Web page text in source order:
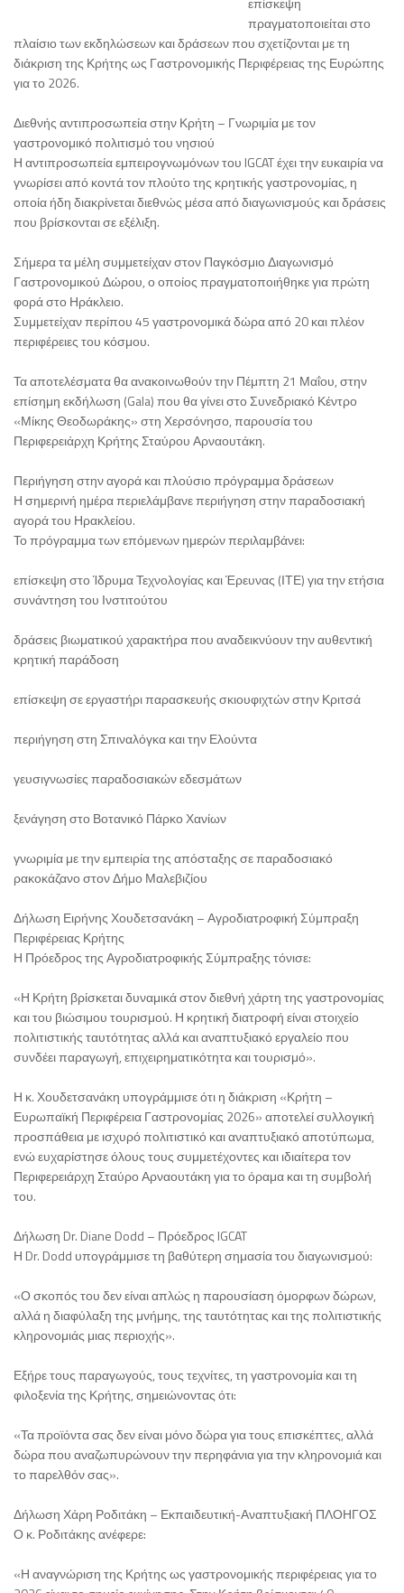
πραγματοποιείται στο
πλαίσιο των εκδηλώσεων και δράσεων που σχετίζονται με τη
διάκριση της Κρήτης ως Γαστρονομικής Περιφέρειας της Ευρώπης
για το 2026.
Διεθνής αντιπροσωπεία στην Κρήτη – Γνωριμία με τον
γαστρονομικό πολιτισμό του νησιού
Η αντιπροσωπεία εμπειρογνωμόνων του IGCAT έχει την ευκαιρία να
γνωρίσει από κοντά τον πλούτο της κρητικής γαστρονομίας, η
οποία ήδη διακρίνεται διεθνώς μέσα από διαγωνισμούς και δράσεις
που βρίσκονται σε εξέλιξη.
Σήμερα τα μέλη συμμετείχαν στον Παγκόσμιο Διαγωνισμό
Γαστρονομικού Δώρου, ο οποίος πραγματοποιήθηκε για πρώτη
φορά στο Ηράκλειο.
Συμμετείχαν περίπου 45 γαστρονομικά δώρα από 20 και πλέον
περιφέρειες του κόσμου.
Τα αποτελέσματα θα ανακοινωθούν την Πέμπτη 21 Μαΐου, στην
επίσημη εκδήλωση (Gala) που θα γίνει στο Συνεδριακό Κέντρο
«Μίκης Θεοδωράκης» στη Χερσόνησο, παρουσία του
Περιφερειάρχη Κρήτης Σταύρου Αρναουτάκη.
Περιήγηση στην αγορά και πλούσιο πρόγραμμα δράσεων
Η σημερινή ημέρα περιελάμβανε περιήγηση στην παραδοσιακή
αγορά του Ηρακλείου.
Το πρόγραμμα των επόμενων ημερών περιλαμβάνει:
επίσκεψη στο Ίδρυμα Τεχνολογίας και Έρευνας (ΙΤΕ) για την ετήσια
συνάντηση του Ινστιτούτου
δράσεις βιωματικού χαρακτήρα που αναδεικνύουν την αυθεντική
κρητική παράδοση
επίσκεψη σε εργαστήρι παρασκευής σκιουφιχτών στην Κριτσά
περιήγηση στη Σπιναλόγκα και την Ελούντα
γευσιγνωσίες παραδοσιακών εδεσμάτων
ξενάγηση στο Βοτανικό Πάρκο Χανίων
γνωριμία με την εμπειρία της απόσταξης σε παραδοσιακό
ρακοκάζανο στον Δήμο Μαλεβιζίου
Δήλωση Ειρήνης Χουδετσανάκη – Αγροδιατροφική Σύμπραξη
Περιφέρειας Κρήτης
Η Πρόεδρος της Αγροδιατροφικής Σύμπραξης τόνισε:
«Η Κρήτη βρίσκεται δυναμικά στον διεθνή χάρτη της γαστρονομίας
και του βιώσιμου τουρισμού. Η κρητική διατροφή είναι στοιχείο
πολιτιστικής ταυτότητας αλλά και αναπτυξιακό εργαλείο που
συνδέει παραγωγή, επιχειρηματικότητα και τουρισμό».
Η κ. Χουδετσανάκη υπογράμμισε ότι η διάκριση «Κρήτη –
Ευρωπαϊκή Περιφέρεια Γαστρονομίας 2026» αποτελεί συλλογική
προσπάθεια με ισχυρό πολιτιστικό και αναπτυξιακό αποτύπωμα,
ενώ ευχαρίστησε όλους τους συμμετέχοντες και ιδιαίτερα τον
Περιφερειάρχη Σταύρο Αρναουτάκη για το όραμα και τη συμβολή
του.
Δήλωση Dr. Diane Dodd – Πρόεδρος IGCAT
Η Dr. Dodd υπογράμμισε τη βαθύτερη σημασία του διαγωνισμού:
«Ο σκοπός του δεν είναι απλώς η παρουσίαση όμορφων δώρων,
αλλά η διαφύλαξη της μνήμης, της ταυτότητας και της πολιτιστικής
κληρονομιάς μιας περιοχής».
Εξήρε τους παραγωγούς, τους τεχνίτες, τη γαστρονομία και τη
φιλοξενία της Κρήτης, σημειώνοντας ότι:
«Τα προϊόντα σας δεν είναι μόνο δώρα για τους επισκέπτες, αλλά
δώρα που αναζωπυρώνουν την περηφάνια για την κληρονομιά και
το παρελθόν σας».
Δήλωση Χάρη Ροδιτάκη – Εκπαιδευτική-Αναπτυξιακή ΠΛΟΗΓΟΣ
Ο κ. Ροδιτάκης ανέφερε:
«Η αναγνώριση της Κρήτης ως γαστρονομικής περιφέρειας για το